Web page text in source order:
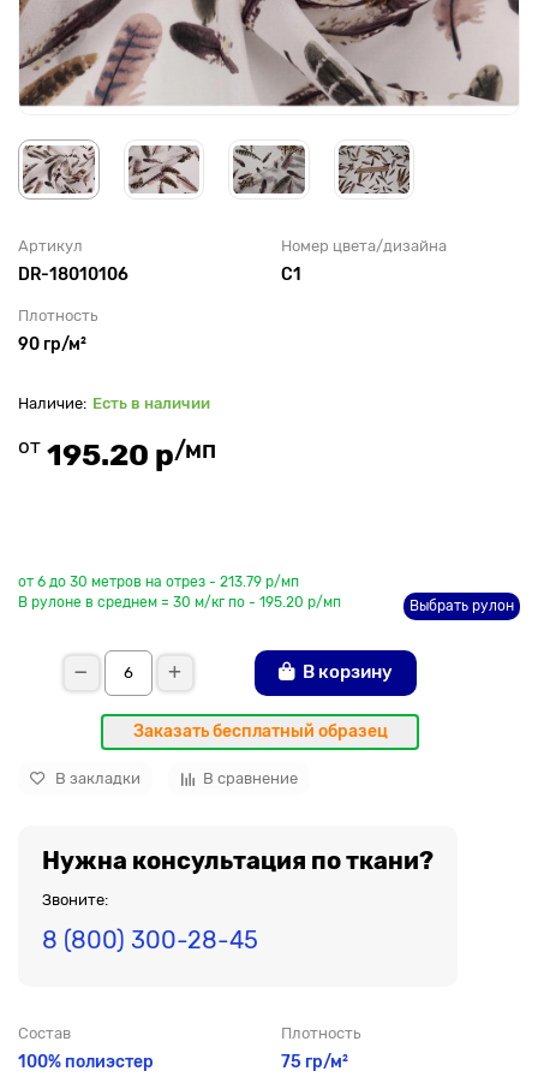
Артикул
DR-18010106
Номер цвета/дизайна
С1
Плотность
90 гр/м²
Есть в наличии
от 195.20 р/мп
от 6 до 30 метров на отрез - 213.79 р/мп
В рулоне в среднем = 30 м/кг по - 195.20 р/мп
Выбрать рулон
В корзину
Заказать бесплатный образец
В закладки В сравнение
Нужна консультация по ткани?
Звоните:
8 (800) 300-28-45
Состав
100% полиэстер
Плотность
75 гр/м²